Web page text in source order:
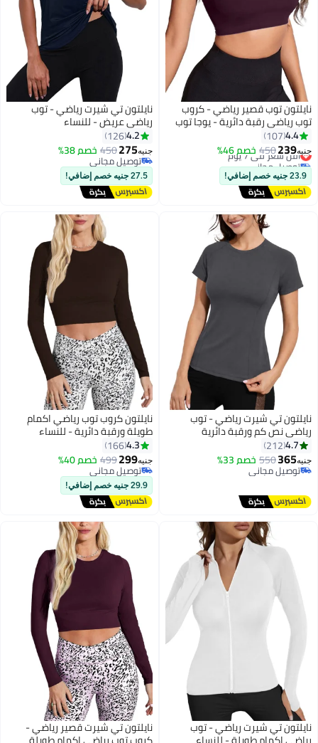
نايلتون توب قصير رياضي - كروب
توب رياضي رقبة دائرية - يوجا توب
للنساء
4.4
107
جنيه239
450 خصم 46%أقل سعر في 7 يوم
توصيل مجاني
أقل سعر في 7 يوم
23.9 جنيه خصم إضافي!
نايلتون تي شيرت رياضي - توب
رياضي عريض - للنساء
4.2
126
جنيه275
450 خصم 38%
توصيل مجاني
توصيل مجاني
27.5 جنيه خصم إضافي!
نايلتون تي شيرت رياضي - توب
رياضي نص كم ورقبة دائرية
4.7
212
جنيه365
550 خصم 33%
توصيل مجاني
توصيل مجاني
نايلتون كروب توب رياضي اكمام
طويلة ورقبة دائرية - للنساء
4.3
166
جنيه299
499 خصم 40%
توصيل مجاني
توصيل مجاني
29.9 جنيه خصم إضافي!
نايلتون تي شيرت رياضي - توب نايلتون تي شيرت قصير رياضي -